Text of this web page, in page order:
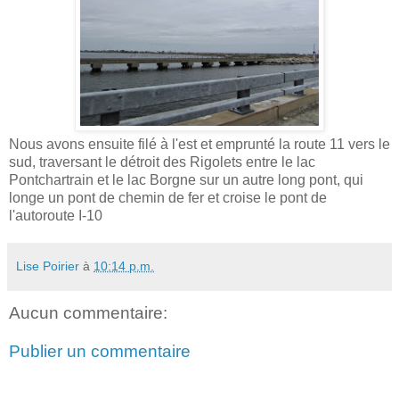
Nous avons ensuite filé à l'est et emprunté la route 11 vers le
sud, traversant le détroit des Rigolets entre le lac
Pontchartrain et le lac Borgne sur un autre long pont, qui
longe un pont de chemin de fer et croise le pont de
l'autoroute I-10
Lise Poirier à 10:14 p.m.
Aucun commentaire:
Publier un commentaire